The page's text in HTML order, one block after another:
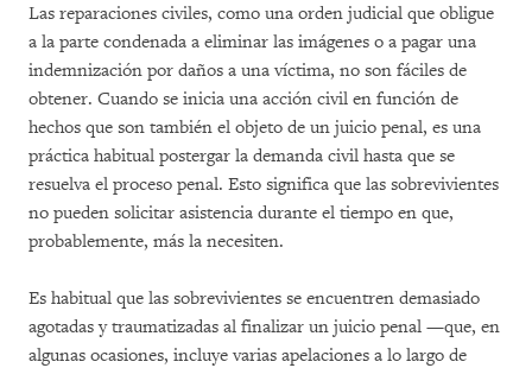
Las reparaciones civiles, como una orden judicial que obligue
a la parte condenada a eliminar las imágenes o a pagar una
indemnización por daños a una víctima, no son fáciles de
obtener. Cuando se inicia una acción civil en función de
hechos que son también el objeto de un juicio penal, es una
práctica habitual postergar la demanda civil hasta que se
resuelva el proceso penal. Esto significa que las sobrevivientes
no pueden solicitar asistencia durante el tiempo en que,
probablemente, más la necesiten.
Es habitual que las sobrevivientes se encuentren demasiado
agotadas y traumatizadas al finalizar un juicio penal —que, en
algunas ocasiones, incluye varias apelaciones a lo largo de